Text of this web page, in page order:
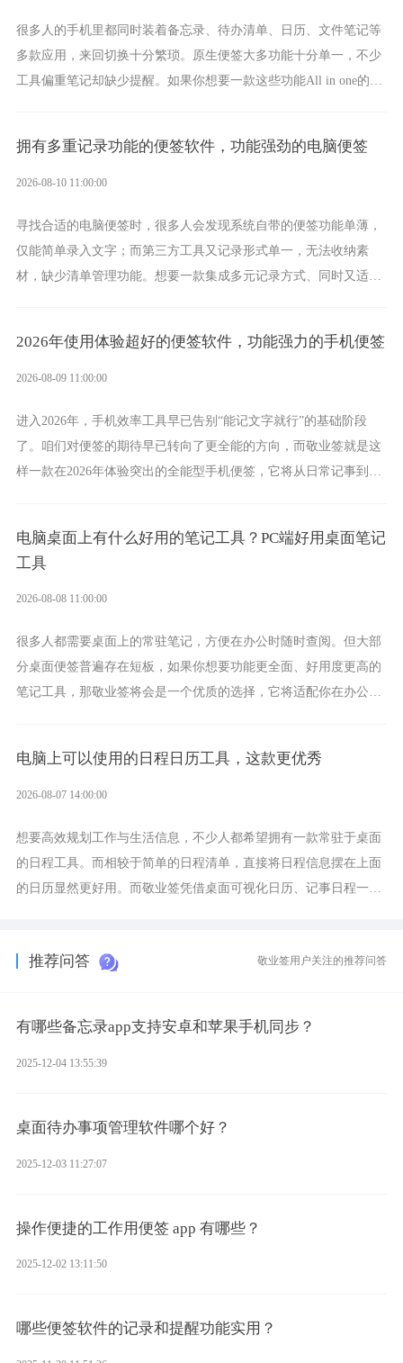
很多人的手机里都同时装着备忘录、待办清单、日历、文件笔记等
多款应用，来回切换十分繁琐。原生便签大多功能十分单一，不少
工具偏重笔记却缺少提醒。如果你想要一款这些功能All in one的一
拥有多重记录功能的便签软件，功能强劲的电脑便签
2026-08-10 11:00:00
寻找合适的电脑便签时，很多人会发现系统自带的便签功能单薄，
仅能简单录入文字；而第三方工具又记录形式单一，无法收纳素
材，缺少清单管理功能。想要一款集成多元记录方式、同时又适配
2026年使用体验超好的便签软件，功能强力的手机便签
2026-08-09 11:00:00
进入2026年，手机效率工具早已告别“能记文字就行”的基础阶段
了。咱们对便签的期待早已转向了更全能的方向，而敬业签就是这
样一款在2026年体验突出的全能型手机便签，它将从日常记事到时
电脑桌面上有什么好用的笔记工具？PC端好用桌面笔记
工具
2026-08-08 11:00:00
很多人都需要桌面上的常驻笔记，方便在办公时随时查阅。但大部
分桌面便签普遍存在短板，如果你想要功能更全面、好用度更高的
笔记工具，那敬业签将会是一个优质的选择，它将适配你在办公、
电脑上可以使用的日程日历工具，这款更优秀
2026-08-07 14:00:00
想要高效规划工作与生活信息，不少人都希望拥有一款常驻于桌面
的日程工具。而相较于简单的日程清单，直接将日程信息摆在上面
的日历显然更好用。而敬业签凭借桌面可视化日历、记事日程一体
推荐问答 敬业签用户关注的推荐问答
有哪些备忘录app支持安卓和苹果手机同步？
2025-12-04 13:55:39
桌面待办事项管理软件哪个好？
2025-12-03 11:27:07
操作便捷的工作用便签 app 有哪些？
2025-12-02 13:11:50
哪些便签软件的记录和提醒功能实用？